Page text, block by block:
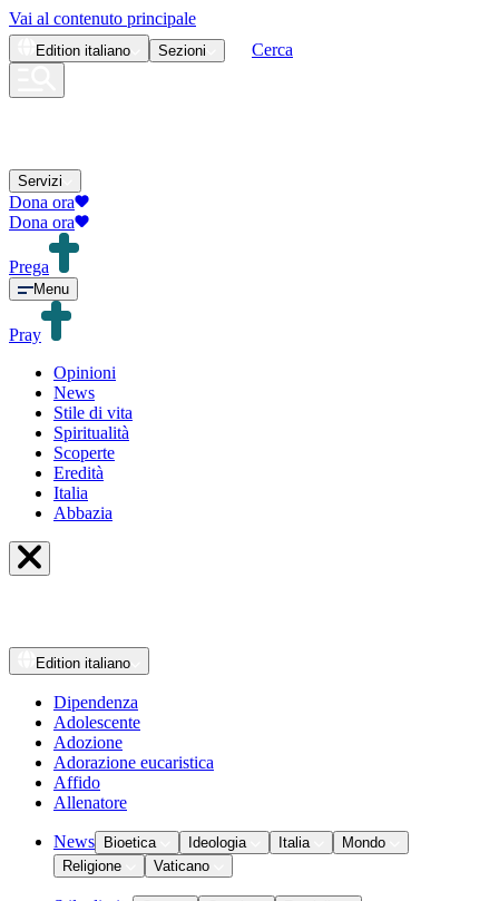
Vai al contenuto principale
Edition italiano Sezioni Cerca
Servizi
Dona ora
Dona ora
Prega
Menu
Pray
Opinioni
News
Stile di vita
Spiritualità
Scoperte
Eredità
Italia
Abbazia
Edition italiano
Dipendenza
Adolescente
Adozione
Adorazione eucaristica
Affido
Allenatore
News Bioetica Ideologia Italia
Mondo
Religione
Vaticano